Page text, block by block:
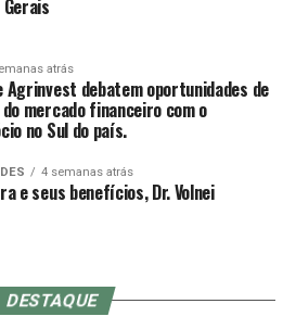
atuação, a ANCORD (Associação
e Distribuidoras de Títulos e
e Mercadorias) se
É também reconhecida pela
educacionais e, por conta de
processos e constantes
e de capitais como Entidade
corre a agulha. A leve
sobre a pele ajuda a reduzir
muito experientes
inserir a agulha em um
livre até a profundidade
com o mandril (a
do mandril e da agulha é
inserir da agulha no primeiro
atrás
Agrinvest debatem oportunidades de
do mercado financeiro com o
no Sul do país.
4 semanas atrás
e seus benefícios, Dr. Volnei
DESTAQUE